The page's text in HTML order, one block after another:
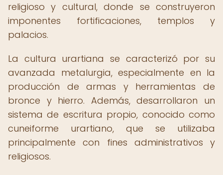
religioso y cultural, donde se construyeron
imponentes fortificaciones, templos y
palacios.
La cultura urartiana se caracterizó por su
avanzada metalurgia, especialmente en la
producción de armas y herramientas de
bronce y hierro. Además, desarrollaron un
sistema de escritura propio, conocido como
cuneiforme urartiano, que se utilizaba
principalmente con fines administrativos y
religiosos.